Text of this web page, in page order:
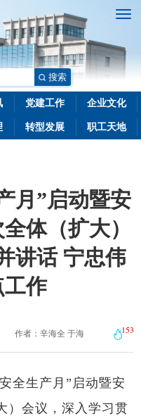
搜索
党建工作 企业文化
转型发展 职工天地
月”启动暨安
体（扩大）
讲话 宁忠伟
作
作者：辛海全 于海 153
全生产月”启动暨安
）会议，深入学习贯